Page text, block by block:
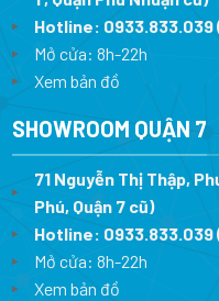
Hotline: 0933.833.039
Mở cửa: 8h-22h
Xem bản đồ
SHOWROOM QUẬN 7
71 Nguyễn Thị Thập,
Phú, Quận 7 cũ)
Hotline: 0933.833.039
Mở cửa: 8h-22h
Xem bản đồ